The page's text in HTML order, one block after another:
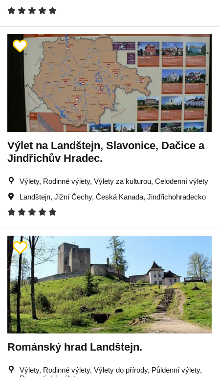
Výlet na Landštejn, Slavonice, Dačice a
Jindřichův Hradec.
Výlety, Rodinné výlety, Výlety za kulturou, Celodenní výlety
Landštejn, Jižní Čechy, Česká Kanada, Jindřichohradecko
Románský hrad Landštejn.
Výlety, Rodinné výlety, Výlety do přírody, Půldenní výlety,